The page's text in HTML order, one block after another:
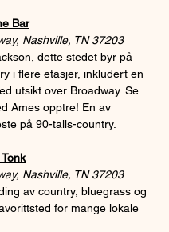
Bar
Nashville, TN 37203
dette stedet byr på
i flere etasjer, inkludert en
utsikt over Broadway. Se
Ames opptre! En av
på 90-talls-country.
Nashville, TN 37203
av country, bluegrass og
for mange lokale